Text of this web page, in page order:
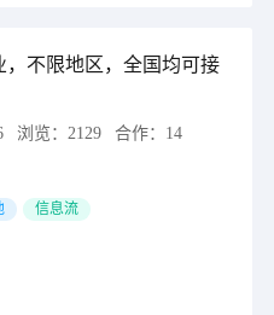
不限地区，全国均可接
浏览： 2129 合作： 14
信息流